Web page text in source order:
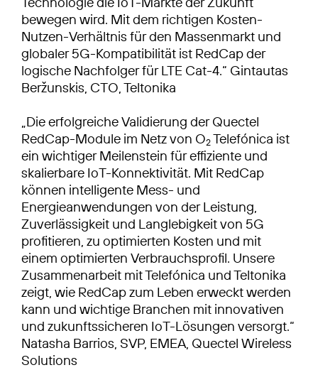
bewegen wird. Mit dem richtigen Kosten-
Nutzen-Verhältnis für den Massenmarkt und
globaler 5G-Kompatibilität ist RedCap der
logische Nachfolger für LTE Cat-4.“ Gintautas
Beržunskis, CTO, Teltonika
„Die erfolgreiche Validierung der Quectel
RedCap-Module im Netz von O2Telefónica ist
ein wichtiger Meilenstein für effiziente und
skalierbare IoT-Konnektivität. Mit RedCap
können intelligente Mess- und
Energieanwendungen von der Leistung,
Zuverlässigkeit und Langlebigkeit von 5G
profitieren, zu optimierten Kosten und mit
einem optimierten Verbrauchsprofil. Unsere
Zusammenarbeit mit Telefónica und Teltonika
zeigt, wie RedCap zum Leben erweckt werden
kann und wichtige Branchen mit innovativen
und zukunftssicheren IoT-Lösungen versorgt.“
Natasha Barrios, SVP, EMEA, Quectel Wireless
Solutions